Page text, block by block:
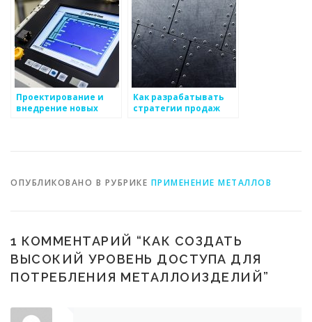
Проектирование и
внедрение новых
Как разрабатывать
стратегии продаж
ОПУБЛИКОВАНО В РУБРИКЕ ПРИМЕНЕНИЕ МЕТАЛЛОВ
1 КОММЕНТАРИЙ “КАК СОЗДАТЬ
ВЫСОКИЙ УРОВЕНЬ ДОСТУПА ДЛЯ
ПОТРЕБЛЕНИЯ МЕТАЛЛОИЗДЕЛИЙ”